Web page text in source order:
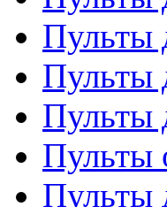
Пульты
Пульты
Пульты
Пульты
Пульты